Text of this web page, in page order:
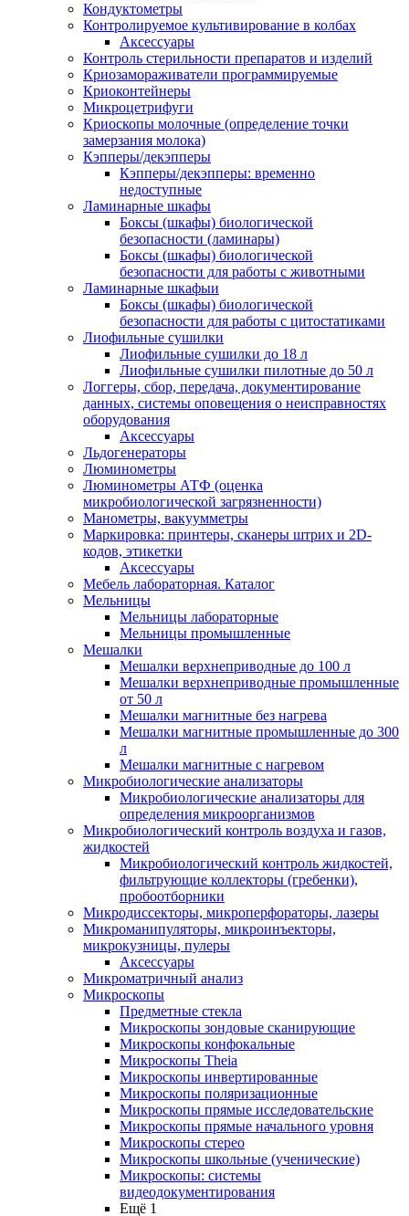
Кондуктометры
Контролируемое культивирование в колбах
Аксессуары
Контроль стерильности препаратов и изделий
Криозамораживатели программируемые
Криоконтейнеры
Микроцетрифуги
Криоскопы молочные (определение точки
замерзания молока)
Кэпперы/декэпперы
Кэпперы/декэпперы: временно
недоступные
Ламинарные шкафы
Боксы (шкафы) биологической
безопасности (ламинары)
Боксы (шкафы) биологической
безопасности для работы с животными
Ламинарные шкафыи
Боксы (шкафы) биологической
безопасности для работы с цитостатиками
Лиофильные сушилки
Лиофильные сушилки до 18 л
Лиофильные сушилки пилотные до 50 л
Логгеры, сбор, передача, документирование
данных, системы оповещения о неисправностях
оборудования
Аксессуары
Льдогенераторы
Люминометры
Люминометры АТФ (оценка
микробиологической загрязненности)
Манометры, вакуумметры
Маркировка: принтеры, сканеры штрих и 2D-
кодов, этикетки
Аксессуары
Мебель лабораторная. Каталог
Мельницы
Мельницы лабораторные
Мельницы промышленные
Мешалки
Мешалки верхнеприводные до 100 л
Мешалки верхнеприводные промышленные
от 50 л
Мешалки магнитные без нагрева
Мешалки магнитные промышленные до 300
л
Мешалки магнитные с нагревом
Микробиологические анализаторы
Микробиологические анализаторы для
определения микроорганизмов
Микробиологический контроль воздуха и газов,
жидкостей
Микробиологический контроль жидкостей,
фильтрующие коллекторы (гребенки),
пробоотборники
Микродиссекторы, микроперфораторы, лазеры
Микроманипуляторы, микроинъекторы,
микрокузницы, пулеры
Аксессуары
Микроматричный анализ
Микроскопы
Предметные стекла
Микроскопы зондовые сканирующие
Микроскопы конфокальные
Микроскопы Theia
Микроскопы инвертированные
Микроскопы поляризационные
Микроскопы прямые исследовательские
Микроскопы прямые начального уровня
Микроскопы стерео
Микроскопы школьные (ученические)
Микроскопы: системы
видеодокументирования
Ещё 1